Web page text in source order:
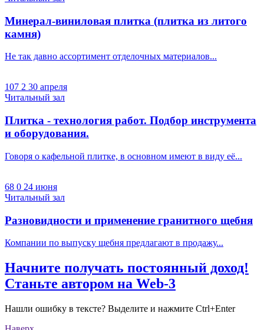
Минерал-виниловая плитка (плитка из литого
камня)
Не так давно ассортимент отделочных материалов...
107 2 30 апреля
Читальный зал
Плитка - технология работ. Подбор инструмента
и оборудования.
Говоря о кафельной плитке, в основном имеют в виду её...
68 0 24 июня
Читальный зал
Разновидности и применение гранитного щебня
Компании по выпуску щебня предлагают в продажу...
Начните получать постоянный доход!
Станьте автором на Web-3
Нашли ошибку в тексте? Выделите и нажмите Ctrl+Enter